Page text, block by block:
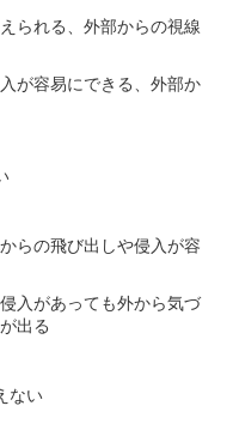
られる、外部からの視線
が容易にできる、外部か
らの飛び出しや侵入が容
入があっても外から気づ
出る
ない